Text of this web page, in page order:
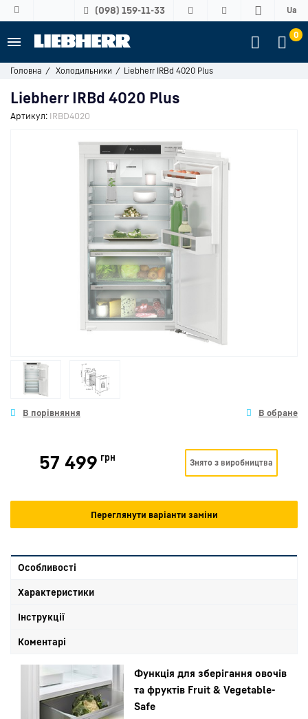
(098) 159-11-33 Ua
0
Головна Холодильники Liebherr IRBd 4020 Plus
Liebherr IRBd 4020 Plus
Артикул: IRBD4020
57 499 грн Знято з виробництва
Переглянути варіанти заміни
Особливості
Характеристики
Інструкції
Коментарі
Функція для зберігання овочів
та фруктів Fruit & Vegetable-
Safe